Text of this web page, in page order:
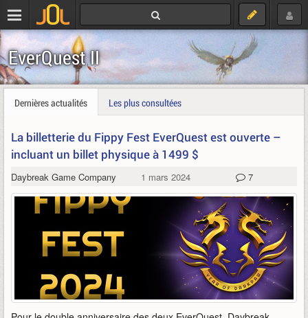
EverQuest II
Dernières actualités Les plus consultées
La billetterie du Fippy Fest EverQuest est ouverte –
incluant un billet physique à 1499 $
Daybreak Game Company 1 mars 2024 7